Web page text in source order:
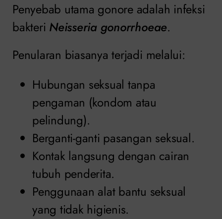
Penyebab utama gonore adalah infeksi
bakteri Neisseria gonorrhoeae.
Penularan biasanya terjadi melalui:
Hubungan seksual tanpa
pengaman (kondom atau
pelindung).
Berganti-ganti pasangan seksual.
Kontak langsung dengan cairan
tubuh penderita.
Penggunaan alat bantu seksual
yang tidak higienis.